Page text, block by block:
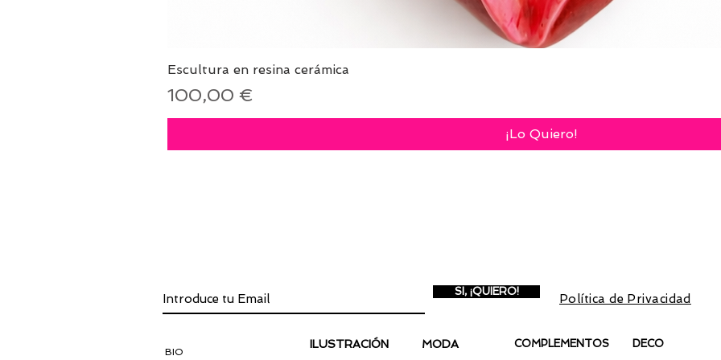
Escultura en resina cerámica
Precio
100,00 €
¡Lo Quiero!
SI, ¡QUIERO!
Política de Privacidad
BIO
ILUSTRACIÓN MODA COMPLEMENTOS DECO